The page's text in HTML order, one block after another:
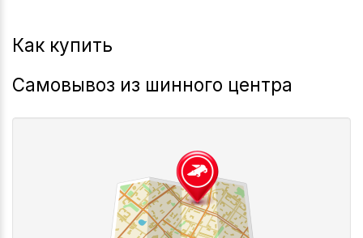
Как купить
Самовывоз из шинного центра